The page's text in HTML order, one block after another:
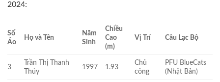
2024:
Số
Áo
Họ và Tên
Năm
Sinh
Chiều
Cao
(m)
Vị Trí Câu Lạc Bộ
3
Trần Thị Thanh
Thúy
1997 1.93
Chủ
công
PFU BlueCats
(Nhật Bản)